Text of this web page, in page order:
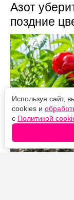
Азот
поздние
Используя сайт,
cookies и
с Политикой